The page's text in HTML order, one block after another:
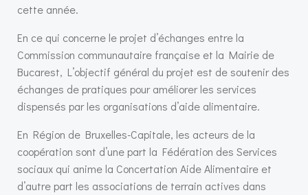
cette année.
En ce qui concerne le projet d’échanges entre la
Commission communautaire française et la Mairie de
Bucarest, L’objectif général du projet est de soutenir des
échanges de pratiques pour améliorer les services
dispensés par les organisations d’aide alimentaire.
En Région de Bruxelles-Capitale, les acteurs de la
coopération sont d’une part la Fédération des Services
sociaux qui anime la Concertation Aide Alimentaire et
d’autre part les associations de terrain actives dans